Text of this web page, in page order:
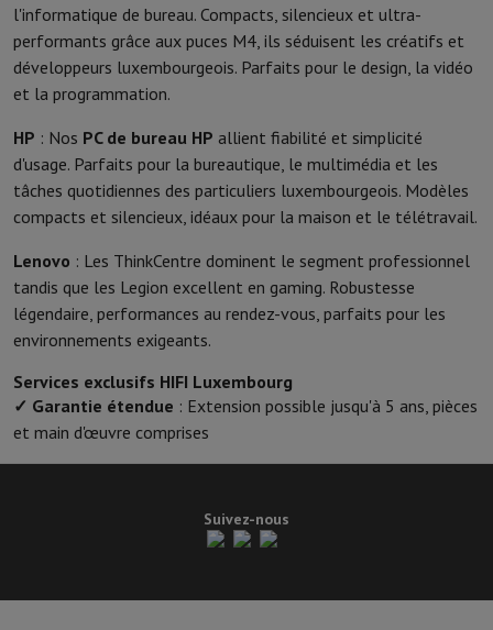
l'informatique de bureau. Compacts, silencieux et ultra-
performants grâce aux puces M4, ils séduisent les créatifs et
développeurs luxembourgeois. Parfaits pour le design, la vidéo
et la programmation.
HP : Nos PC de bureau HP allient fiabilité et simplicité
d'usage. Parfaits pour la bureautique, le multimédia et les
tâches quotidiennes des particuliers luxembourgeois. Modèles
compacts et silencieux, idéaux pour la maison et le télétravail.
Lenovo : Les ThinkCentre dominent le segment professionnel
tandis que les Legion excellent en gaming. Robustesse
légendaire, performances au rendez-vous, parfaits pour les
environnements exigeants.
Services exclusifs HIFI Luxembourg
✓ Garantie étendue : Extension possible jusqu'à 5 ans, pièces
et main d'œuvre comprises
Suivez-nous